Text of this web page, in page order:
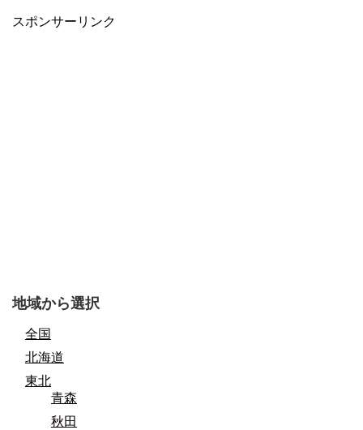
スポンサーリンク
地域から選択
全国
北海道
東北
青森
秋田